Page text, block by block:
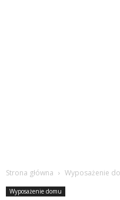
Strona główna Wyposażenie
Wyposażenie domu